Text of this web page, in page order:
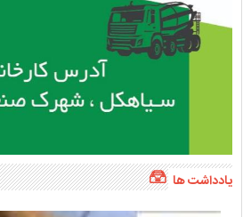
یادداشت ها